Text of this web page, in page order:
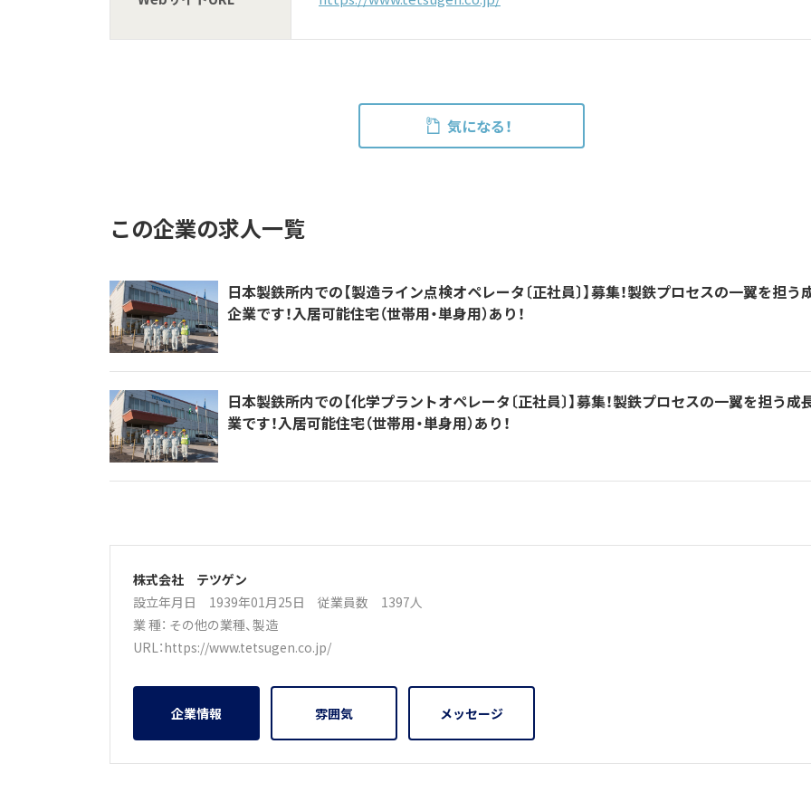
気になる！
この企業の求人一覧
日本製鉄所内での【製造ライン点検オペレータ〔正社員〕】募集！製鉄プロセスの一翼を担う
企業です！入居可能住宅（世帯用・単身用）あり！
日本製鉄所内での【化学プラントオペレータ〔正社員〕】募集！製鉄プロセスの一翼を担う成
業です！入居可能住宅（世帯用・単身用）あり！
株式会社 テツゲン
設立年月日 1939年01月25日 従業員数 1397人
業 種： その他の業種、製造
URL：https://www.tetsugen.co.jp/
企業情報 雰囲気 メッセージ